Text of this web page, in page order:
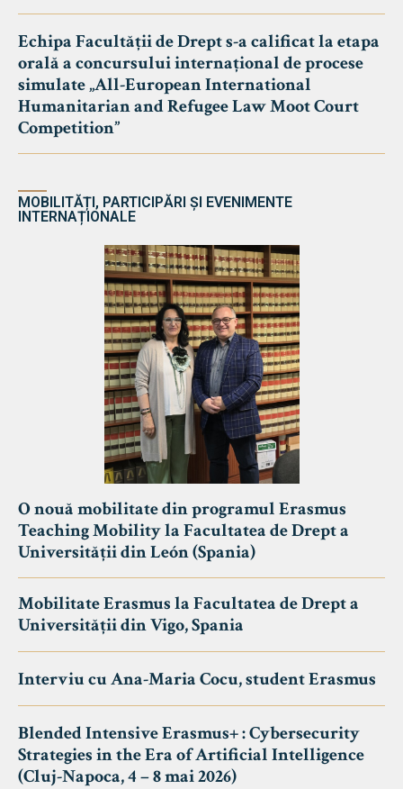
Echipa Facultății de Drept s-a calificat la etapa
orală a concursului internațional de procese
simulate „All-European International
Humanitarian and Refugee Law Moot Court
Competition”
MOBILITĂȚI, PARTICIPĂRI ȘI EVENIMENTE
INTERNAȚIONALE
O nouă mobilitate din programul Erasmus
Teaching Mobility la Facultatea de Drept a
Universității din León (Spania)
Mobilitate Erasmus la Facultatea de Drept a
Universității din Vigo, Spania
Interviu cu Ana-Maria Cocu, student Erasmus
Blended Intensive Erasmus+ : Cybersecurity
Strategies in the Era of Artificial Intelligence
(Cluj-Napoca, 4 – 8 mai 2026)